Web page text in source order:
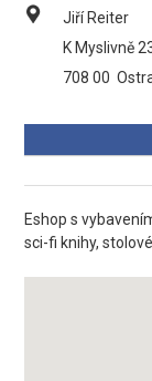
Jiří Reiter
K Myslivně
708 00
Eshop s
sci-fi knihy,